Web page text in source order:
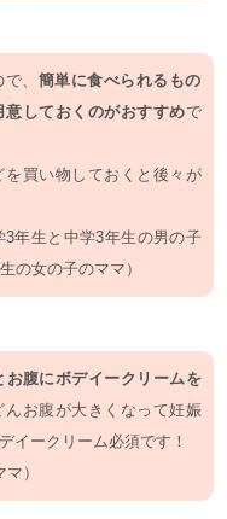
、 簡単に食べられるもの
しておくのがおすすめで
買い物しておくと後々が
3年生と中学3年生の男の子
の女の子のママ）
お腹にボデイークリームを
んお腹が大きくなって妊娠
イークリーム必須です！
）